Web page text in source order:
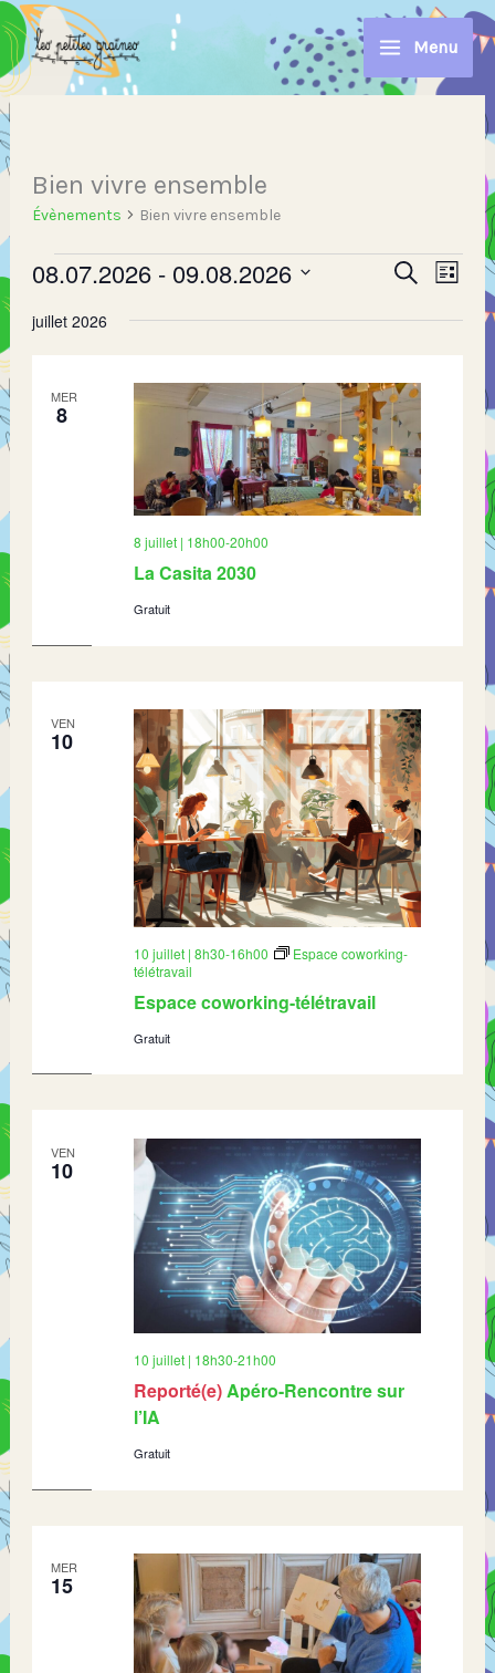
Aller
au
contenu
Menu
Bien vivre ensemble
Évènements Bien vivre ensemble
Évènements
Recherche
navigation
Recherche
vues
Liste
08.07.2026 - 09.08.2026
une
juillet 2026
MER
8
La Casita 2030
8 juillet | 18h00-20h00
Gratuit
VEN
10
Espace coworking-télétravail
10 juillet | 8h30-16h00
Espace coworking-
télétravail
Gratuit
VEN
10
Reporté(e)Apéro-Rencontre sur
l’IA
10 juillet | 18h30-21h00
Gratuit
MER
15